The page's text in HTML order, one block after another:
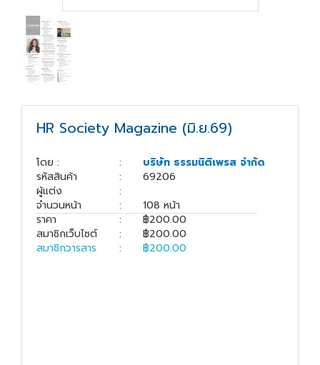
เพิ่มทรัพย์(ประชาชื่น20)
ถนนประชาชื่น แขวง
บางซื่อ เขตบางซื่อ
กรุงเทพมหานคร
10800
(02) 555-
0700(Auto)ext.713
โทรสาร : (02) 555-
book@dharmniti.co.th
HR Society Magazine (มิ.ย.69)
โดย : :
บริษัท ธรรมนิติเพรส จำกัด
รหัสสินค้า
:
69206
ผู้แต่ง
:
จำนวนหน้า
:
108 หน้า
ราคา
:
฿200.00
สมาชิกเว็บไซต์
:
฿200.00
สมาชิกวารสาร
: ฿200.00